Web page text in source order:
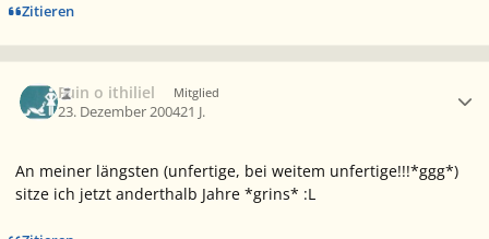
Zitieren
Fuin o ithiliel Mitglied
23. Dezember 200421 J.
An meiner längsten (unfertige, bei weitem unfertige!!!*ggg*)
sitze ich jetzt anderthalb Jahre *grins* :L